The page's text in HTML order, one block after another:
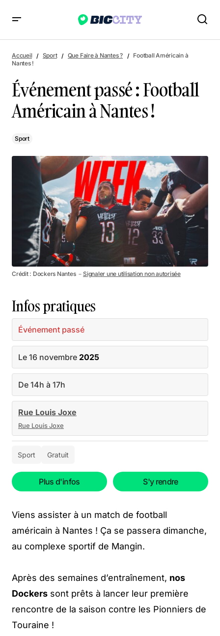
Accueil Sport Que Faire à Nantes ?
Football Américain à
Nantes !
Événement passé : Football
Américain à Nantes !
Sport
Crédit : Dockers Nantes － Signaler une utilisation non autorisée
Infos pratiques
Événement passé
Le 16 novembre 2025
De 14h à 17h
Rue Louis Joxe
Rue Louis Joxe
Sport Gratuit
Plus d'infos S'y rendre
Viens assister à un match de football
américain à Nantes ! Ça se passera dimanche,
au complexe sportif de Mangin.
Après des semaines d’entraînement, nos
Dockers sont prêts à lancer leur première
rencontre de la saison contre les Pionniers de
Touraine !